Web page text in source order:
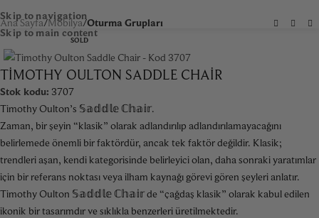
Skip to navigation
Skip to main content
Ana Sayfa Mobilya Oturma Grupları
SOLD
TIMOTHY OULTON SADDLE CHAIR
Stok kodu: 3707
Timothy Oulton’s 𝕊𝕒𝕕𝕕𝕝𝕖 ℂ𝕙𝕒𝕚𝕣.
Zaman, bir şeyin “klasik” olarak adlandırılıp adlandırılamayacağını
belirlemede önemli bir faktördür, ancak tek faktör değildir. Klasik;
trendleri aşan, kendi kategorisinde belirleyici olan, daha sonraki yaratımlar
için bir referans noktası veya ilham kaynağı görevi gören şeyleri anlatır.
Timothy Oulton 𝕊𝕒𝕕𝕕𝕝𝕖 ℂ𝕙𝕒𝕚𝕣 de “çağdaş klasik” olarak kabul edilen
ikonik bir tasarımdır ve sıklıkla benzerleri üretilmektedir.